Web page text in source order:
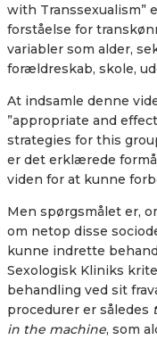
with Transsexualism”
forståelse for
variabler som alder,
forældreskab, skole,
At indsamle denne
”appropriate and
strategies for this
er det erklærede
viden for at kunne
Men spørgsmålet er,
om netop disse
kunne indrette
Sexologisk Kliniks
behandling ved sit
procedurer er således
in the machine, som